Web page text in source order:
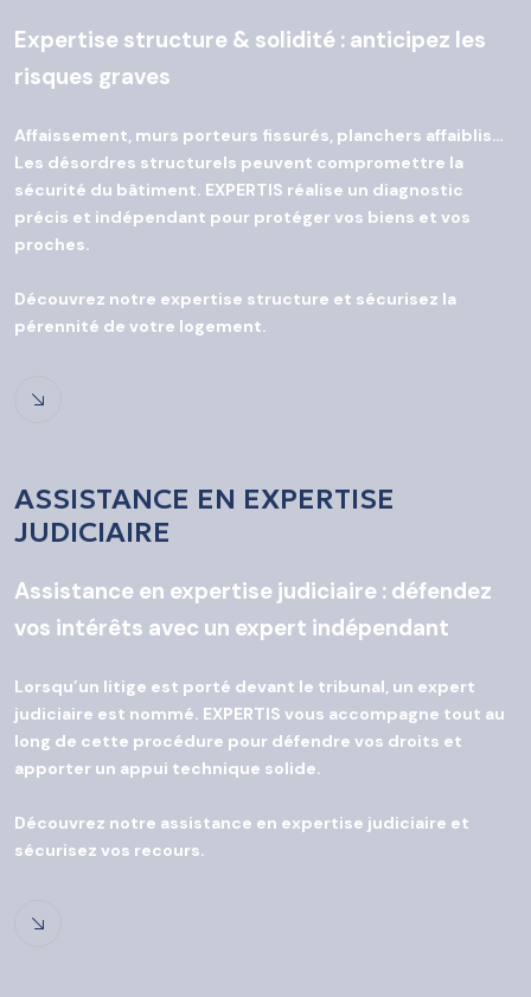
Expertise structure & solidité : anticipez les
risques graves
Affaissement, murs porteurs fissurés, planchers affaiblis…
Les désordres structurels peuvent compromettre la
sécurité du bâtiment. EXPERTIS réalise un diagnostic
précis et indépendant pour protéger vos biens et vos
proches.
Découvrez notre expertise structure et sécurisez la
pérennité de votre logement.
ASSISTANCE EN EXPERTISE
JUDICIAIRE
Assistance en expertise judiciaire : défendez
vos intérêts avec un expert indépendant
Lorsqu’un litige est porté devant le tribunal, un expert
judiciaire est nommé. EXPERTIS vous accompagne tout au
long de cette procédure pour défendre vos droits et
apporter un appui technique solide.
Découvrez notre assistance en expertise judiciaire et
sécurisez vos recours.